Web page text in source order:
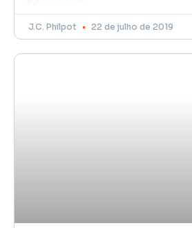
J.C. Philpot 22 de julho de 2019